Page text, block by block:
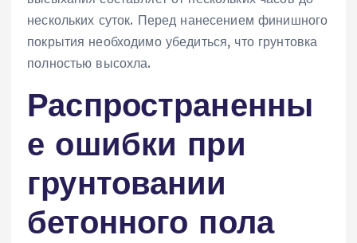
нескольких суток. Перед нанесением финишного
покрытия необходимо убедиться, что грунтовка
полностью высохла.
Распространенны
е ошибки при
грунтовании
бетонного пола